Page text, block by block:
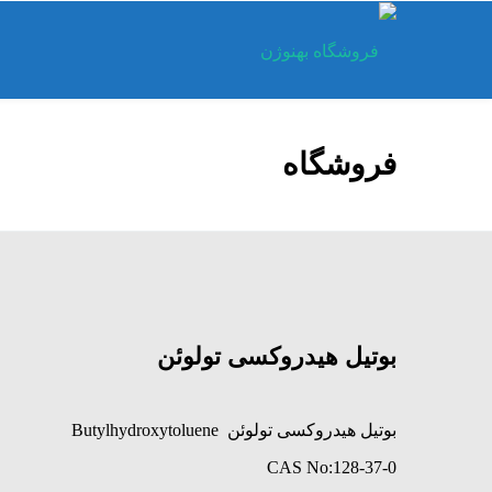
فروشگاه
بوتیل هیدروکسی تولوئن
بوتیل هیدروکسی تولوئن Butylhydroxytoluene
CAS No:128-37-0